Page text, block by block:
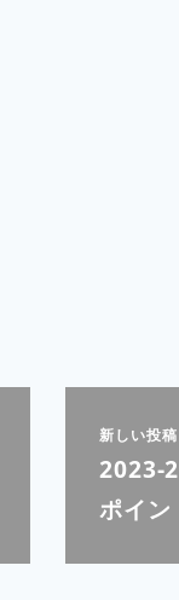
新しい投稿
2023-
ポイン